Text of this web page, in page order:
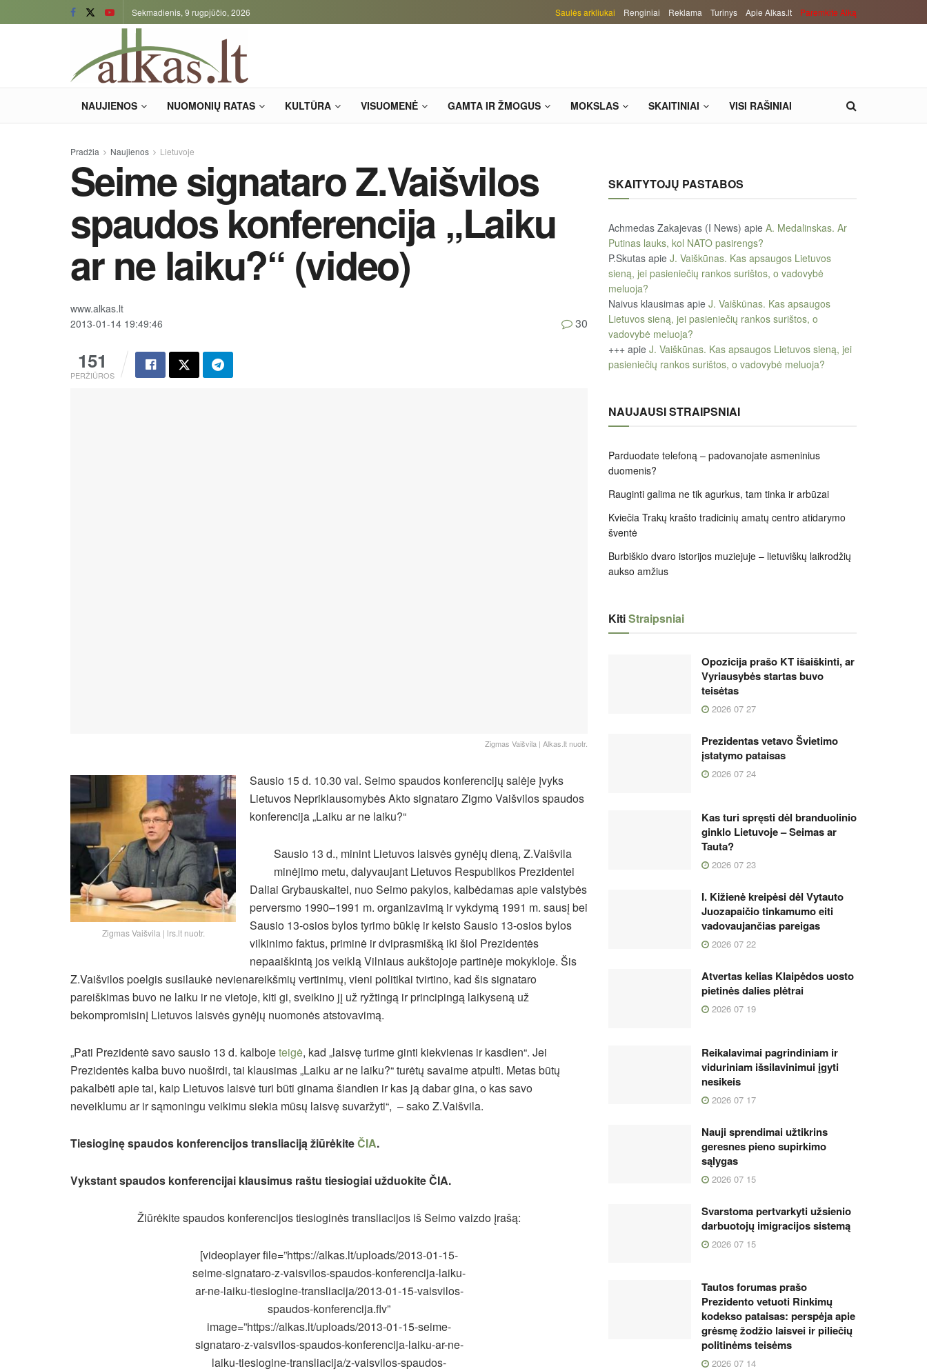
Sekmadienis, 9 rugpjūčio, 2026 Saulės arkliukai Renginiai Reklama Turinys Apie Alkas.lt Paremkite Alką
NAUJIENOS NUOMONIŲ RATAS KULTŪRA VISUOMENĖ GAMTA IR ŽMOGUS MOKSLAS SKAITINIAI VISI RAŠINIAI
Pradžia Naujienos Lietuvoje
Seime signataro Z.Vaišvilos
spaudos konferencija „Laiku
ar ne laiku?“ (video)
www.alkas.lt
2013-01-14 19:49:46
151
PERŽIŪROS
30
Zigmas Vaišvila | Alkas.lt nuotr.
Zigmas Vaišvila | lrs.lt nuotr.
Sausio 15 d. 10.30 val. Seimo spaudos konferencijų salėje įvyks
Lietuvos Nepriklausomybės Akto signataro Zigmo Vaišvilos spaudos
konferencija „Laiku ar ne laiku?“
Sausio 13 d., minint Lietuvos laisvės gynėjų dieną, Z.Vaišvila
minėjimo metu, dalyvaujant Lietuvos Respublikos Prezidentei
Daliai Grybauskaitei, nuo Seimo pakylos, kalbėdamas apie valstybės
perversmo 1990–1991 m. organizavimą ir vykdymą 1991 m. sausį bei
Sausio 13-osios bylos tyrimo būklę ir keisto Sausio 13-osios bylos
vilkinimo faktus, priminė ir dviprasmišką iki šiol Prezidentės
nepaaiškintą jos veiklą Vilniaus aukštojoje partinėje mokykloje. Šis
Z.Vaišvilos poelgis susilaukė nevienareikšmių vertinimų, vieni politikai tvirtino, kad šis signataro
pareiškimas buvo ne laiku ir ne vietoje, kiti gi, sveikino jį už ryžtingą ir principingą laikyseną už
bekompromisinį Lietuvos laisvės gynėjų nuomonės atstovavimą.
„Pati Prezidentė savo sausio 13 d. kalbojeteigė, kad „laisvę turime ginti kiekvienas ir kasdien“. Jei
Prezidentės kalba buvo nuoširdi, tai klausimas „Laiku ar ne laiku?“ turėtų savaime atpulti. Metas būtų
pakalbėti apie tai, kaip Lietuvos laisvė turi būti ginama šiandien ir kas ją dabar gina, o kas savo
neveiklumu ar ir sąmoningu veikimu siekia mūsų laisvę suvaržyti“, – sako Z.Vaišvila.
Tiesioginę spaudos konferencijos transliaciją žiūrėkiteČIA.
Vykstant spaudos konferencijai klausimus raštu tiesiogiai užduokiteČIA.
Žiūrėkite spaudos konferencijos tiesioginės transliacijos iš Seimo vaizdo įrašą:
[videoplayer file=”https://alkas.lt/uploads/2013-01-15-
seime-signataro-z-vaisvilos-spaudos-konferencija-laiku-
ar-ne-laiku-tiesiogine-transliacija/2013-01-15-vaisvilos-
spaudos-konferencija.flv”
image=”https://alkas.lt/uploads/2013-01-15-seime-
signataro-z-vaisvilos-spaudos-konferencija-laiku-ar-ne-
laiku-tiesiogine-transliacija/z-vaisvilos-spaudos-
SKAITYTOJŲ PASTABOS
Achmedas Zakajevas (I News) apie A. Medalinskas. Ar
Putinas lauks, kol NATO pasirengs?
P.Skutas apie J. Vaiškūnas. Kas apsaugos Lietuvos
sieną, jei pasieniečių rankos surištos, o vadovybė
meluoja?
Naivus klausimas apie J. Vaiškūnas. Kas apsaugos
Lietuvos sieną, jei pasieniečių rankos surištos, o
vadovybė meluoja?
+++ apie J. Vaiškūnas. Kas apsaugos Lietuvos sieną, jei
pasieniečių rankos surištos, o vadovybė meluoja?
NAUJAUSI STRAIPSNIAI
Parduodate telefoną – padovanojate asmeninius
duomenis?
Rauginti galima ne tik agurkus, tam tinka ir arbūzai
Kviečia Trakų krašto tradicinių amatų centro atidarymo
šventė
Burbiškio dvaro istorijos muziejuje – lietuviškų laikrodžių
aukso amžius
KitiStraipsniai
Opozicija prašo KT išaiškinti, ar
Vyriausybės startas buvo
teisėtas
2026 07 27
Prezidentas vetavo Švietimo
įstatymo pataisas
2026 07 24
Kas turi spręsti dėl branduolinio
ginklo Lietuvoje – Seimas ar
Tauta?
2026 07 23
I. Kižienė kreipėsi dėl Vytauto
Juozapaičio tinkamumo eiti
vadovaujančias pareigas
2026 07 22
Atvertas kelias Klaipėdos uosto
pietinės dalies plėtrai
2026 07 19
Reikalavimai pagrindiniam ir
viduriniam išsilavinimui įgyti
nesikeis
2026 07 17
Nauji sprendimai užtikrins
geresnes pieno supirkimo
sąlygas
2026 07 15
Svarstoma pertvarkyti užsienio
darbuotojų imigracijos sistemą
2026 07 15
Tautos forumas prašo
Prezidento vetuoti Rinkimų
kodekso pataisas: perspėja apie
grėsmę žodžio laisvei ir piliečių
politinėms teisėms
2026 07 14